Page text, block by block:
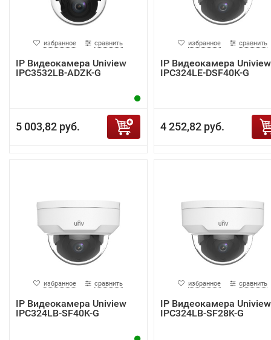
избранное сравнить
IP Видеокамера Uniview
IPC3532LB-ADZK-G
5 003,82 руб.
избранное сравнить
IP Видеокамера Uniview
IPC324LE-DSF40K-G
4 252,82 руб.
избранное сравнить
IP Видеокамера Uniview
IPC324LB-SF40K-G
избранное сравнить
IP Видеокамера Uniview
IPC324LB-SF28K-G